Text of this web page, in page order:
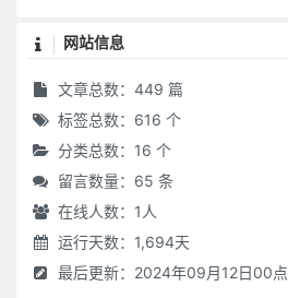
网站信息
文章总数：449 篇
标签总数：616 个
分类总数：16 个
留言数量：65 条
在线人数： 1 人
运行天数：1,694天
最后更新：2024年09月12日00点